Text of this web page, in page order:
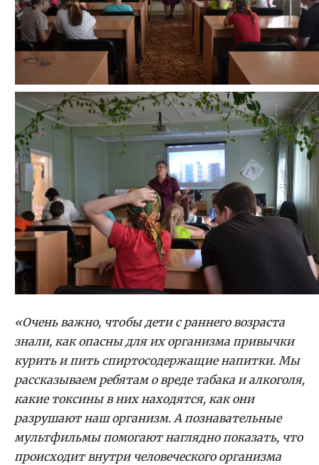
«Очень важно, чтобы дети с раннего возраста
знали, как опасны для их организма привычки
курить и пить спиртосодержащие напитки. Мы
рассказываем ребятам о вреде табака и алкоголя,
какие токсины в них находятся, как они
разрушают наш организм. А познавательные
мультфильмы помогают наглядно показать, что
происходит внутри человеческого организма